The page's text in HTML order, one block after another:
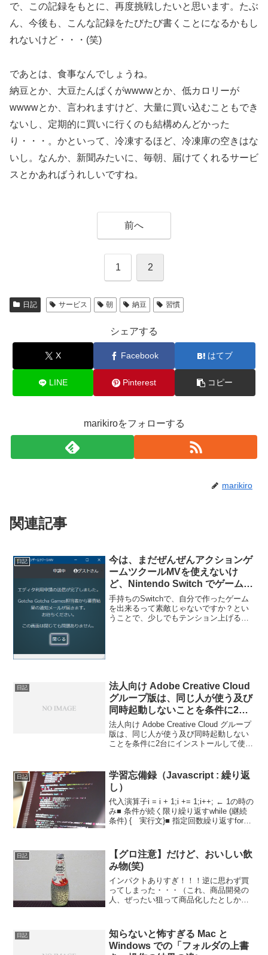
で、この記録をもとに、再度挑戦したいと思います。たぶ
ん、今後も、こんな記録をたびたび書くことになるかもし
れないけど・・・(笑)
であとは、食事なんでしょうね。
納豆とか、大豆たんぱくがwwwwとか、低カロリーが
wwwwとか、言われますけど、大量に買い込むこともでき
ないし、定期的に買いに行くのも結構めんどかった
り・・・。かといって、冷凍するほど、冷凍庫の空きはな
いし。なんか、新聞みたいに、毎朝、届けてくれるサービ
スとかあればうれしいですね。
前へ
1 2
日記 サービス 朝 納豆 習慣
シェアする
X Facebook はてブ
LINE Pinterest コピー
marikiroをフォローする
marikiro
関連記事
日記
今は、まだぜんぜんアクションゲ
ームツクールMVを使えないけ
ど、Nintendo Switch でゲームを
出来るようにするために、Switch
でゲームをリリース出来る権利を
得るための開発者登録申請をして
手持ちのSwitchで、自分で作ったゲーム
を出来るって素敵じゃないですか？とい
うことで、少しでもテンション上げるた
日記
法人向け Adobe Creative Cloud
グループ版は、同じ人が使う及び
同時起動しないことを条件に2台
にインストールして使える！
法人向け Adobe Creative Cloud グループ
版は、同じ人が使う及び同時起動しない
ことを条件に2台にインストールして使え
モ。
日記
学習忘備録（Javascript : 繰り返
し）
代入演算子i = i + 1;i += 1;i++; ← 1の時の
み■ 条件が続く限り繰り返すwhile (継続
条件) { 実行文}■ 指定回数繰り返すfor
日記
【グロ注意】だけど、おいしい飲
み物(笑)
インパクトありすぎ！！！逆に思わず買
ってしまった・・・（これ、商品開発の
人、ぜったい狙って商品化したとしか思
((ﾟﾟддﾟﾟ))なんか、こんなのもらった...
日記
知らないと怖すぎる Mac と
Windows での「フォルダの上書